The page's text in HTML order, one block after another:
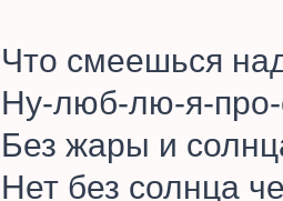
Что смеешься
Ну-люб-лю-я-про-
Без жары и
Нет без солнца